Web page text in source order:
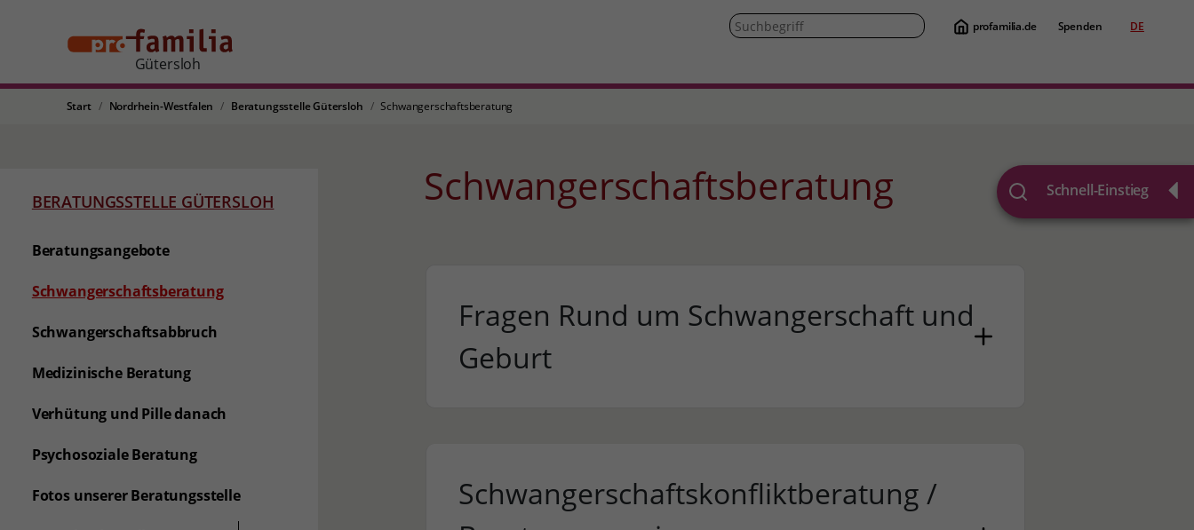
Gütersloh
profamilia.de Spenden DE
Start Nordrhein-Westfalen Beratungsstelle Gütersloh Schwangerschaftsberatung
Schnell-Einstieg
BERATUNGSSTELLE GÜTERSLOH
Beratungsangebote
Schwangerschaftsberatung(aktuelle Seite)
Schwangerschaftsabbruch
Medizinische Beratung
Verhütung und Pille danach
Psychosoziale Beratung
Fotos unserer Beratungsstelle
Schwangerschaftsberatung
Fragen Rund um Schwangerschaft und
Geburt
Schwangerschaftskonfliktberatung /